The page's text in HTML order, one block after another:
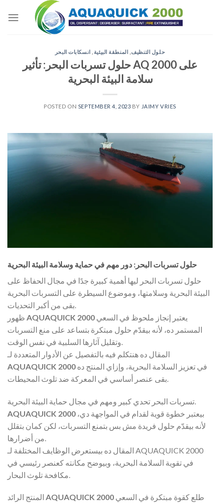
حلول التنظيف, المنطقة البيئية انسكابات البحر
حلول تسربات البحر: تأثير AQ 2000 على
سلامة البيئة البحرية
POSTED ON SEPTEMBER 4, 2023 BY JAIMY VRIES
حلول تسربات البحر: دور مهم في حماية وسلامة البيئة البحرية
حلول تسربات البحر ليها أهمية كبيرة جدًا في مجال الحفاظ على
البيئة البحرية وسلامتها، وموضوع السيطرة على التسربات البحرية
AQUAQUICK 2000
المستمر ده، لأنه بيقدّم حلول مبتكرة بتساعد على منع التسربات
المقال ده هنتكلم فيه بالتفصيل عن الأدوار المتعددة لـ
AQUAQUICK 2000
AQUAQUICK 2000
لأنه بيقدّم حلول فريدة مش بس بتمنع التسربات، لكن كمان بتقلل
المقال ده بيستعرض الوظايف المختلفة لـ AQUAQUICK 2000
في تقوية السلامة البحرية، وبيوضح مكانته كعنصر رئيسي في
AQUAQUICK 2000